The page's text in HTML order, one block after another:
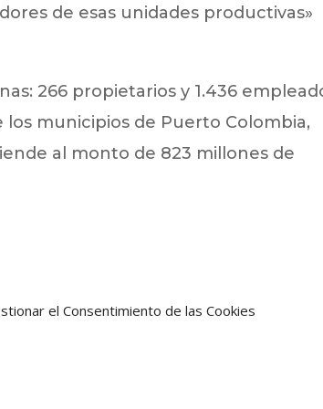
el Consentimiento de las Cookies
de esas unidades productivas»
266 propietarios y 1.436
municipios de Puerto Colombia,
al monto de 823 millones de